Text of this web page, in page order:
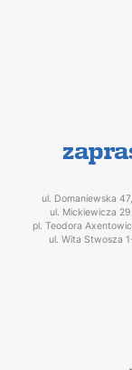
ul. Domaniewska
ul. Mickiewicza
pl. Teodora
ul. Wita Stwosza